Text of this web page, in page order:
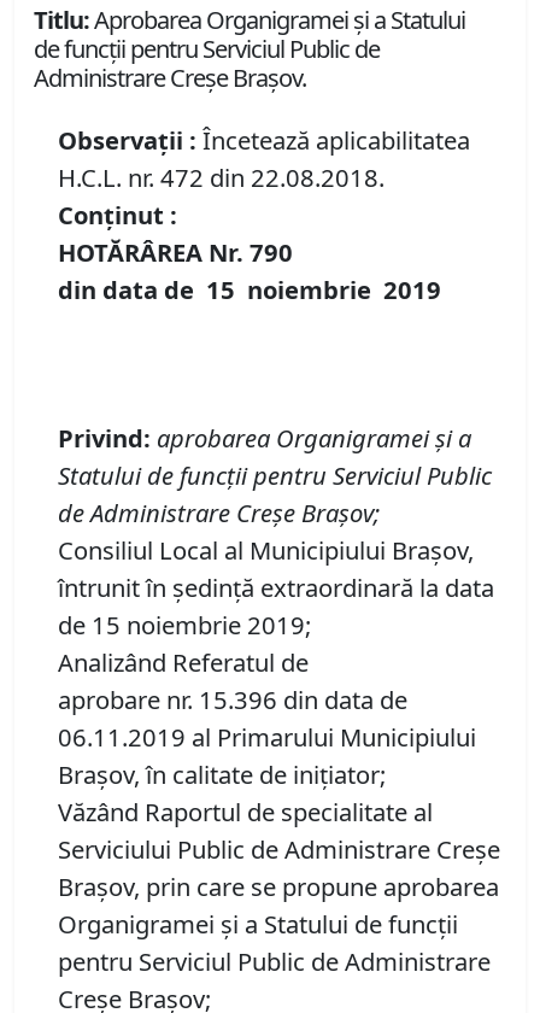
Titlu:Aprobarea Organigramei și a Statului
de funcții pentru Serviciul Public de
Administrare Creșe Brașov.
Observații : Încetează aplicabilitatea
H.C.L. nr. 472 din 22.08.2018.
Conținut :
HOTĂRÂREA Nr. 790
din data de 15 noiembrie 2019
Privind: aprobarea Organigrameișia
Statului de funcții pentru Serviciul Public
de Administrare Creșe Brașov;
Consiliul Local al Municipiului Brașov,
întrunit în ședință extraordinară la data
de 15 noiembrie 2019;
Analizând Referatul de
aprobare nr. 15.396 din data de
06.11.2019 al Primarului Municipiului
Brașov, în calitate de inițiator;
Văzând Raportul de specialitate al
Serviciului Public de Administrare Creşe
Braşov, prin care se propune aprobarea
Organigramei și a Statului de funcții
pentru Serviciul Public de Administrare
Creșe Brașov;